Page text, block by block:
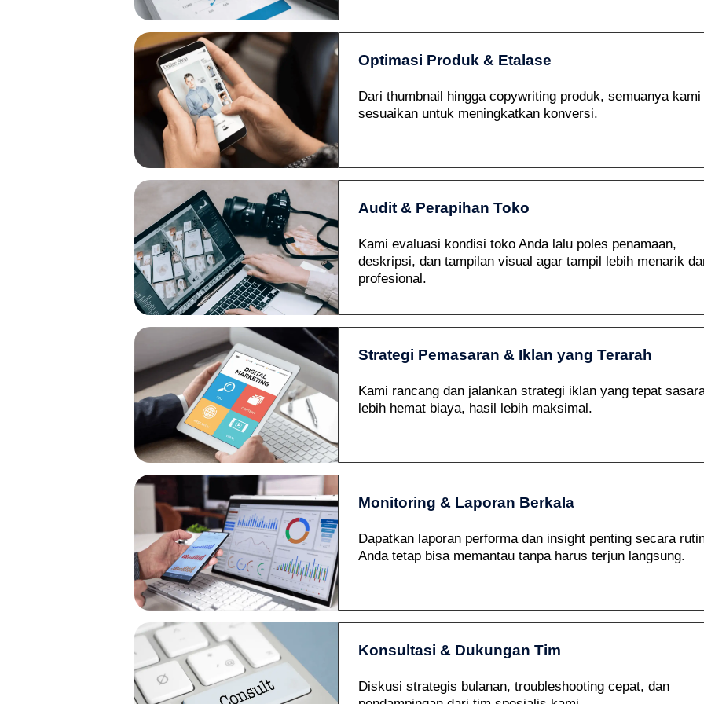
Optimasi Produk & Etalase
Dari thumbnail hingga copywriting produk, semuanya kami
sesuaikan untuk meningkatkan konversi.
Audit & Perapihan Toko
Kami evaluasi kondisi toko Anda lalu poles penamaan,
deskripsi, dan tampilan visual agar tampil lebih menarik
profesional.
Strategi Pemasaran & Iklan yang Terarah
Kami rancang dan jalankan strategi iklan yang tepat
lebih hemat biaya, hasil lebih maksimal.
Monitoring & Laporan Berkala
Dapatkan laporan performa dan insight penting secara
Anda tetap bisa memantau tanpa harus terjun langsung.
Konsultasi & Dukungan Tim
Diskusi strategis bulanan, troubleshooting cepat, dan